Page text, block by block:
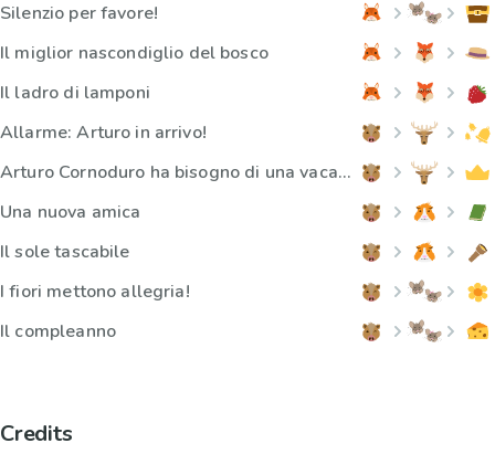
Silenzio per favore!
Il miglior nascondiglio del bosco
Il ladro di lamponi
Allarme: Arturo in arrivo!
Arturo Cornoduro ha bisogno di una vacanza
Una nuova amica
Il sole tascabile
I fiori mettono allegria!
Il compleanno
Credits